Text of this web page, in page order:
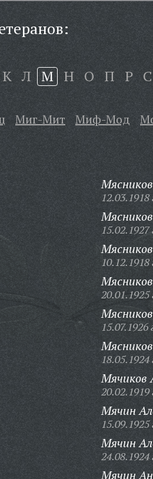
К Л М Н О П Р С
Миг-Мит Миф-Мод
12.03.1918
15.02.1927
10.12.1918
20.01.1925
15.07.1926
18.05.1924
Мячиков
20.02.1919
Мячин
15.09.1925
Мячин
24.08.1924
Мячин